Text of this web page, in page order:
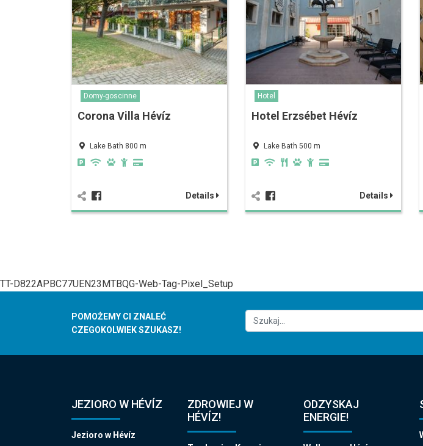
Domy-goscinne
Corona Villa Hévíz
Lake Bath 800 m
Details
Hotel
Hotel Erzsébet Hévíz
Lake Bath 500 m
Details
TT-D822APBC77UEN23MTBQG-Web-Tag-Pixel_Setup
POMOŻEMY CI ZNALEĆ
CZEGOKOLWIEK SZUKASZ!
JEZIORO W HÉVÍZ
Jezioro w Hévíz
ZDROWIEJ W
HÉVÍZ!
ODZYSKAJ
ENERGIE!